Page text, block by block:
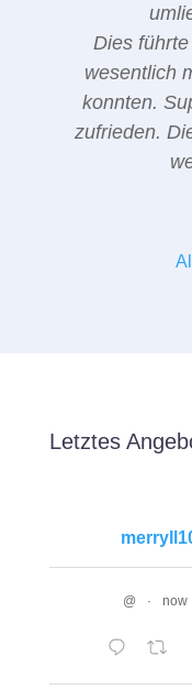
Dies
wesentlich
konnten.
zufrieden.
Letztes
@ · now